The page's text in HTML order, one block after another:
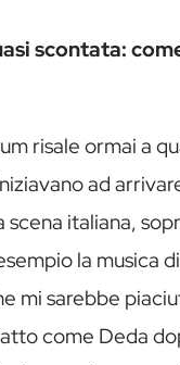
scontata:
risale ormai a
ad
scena italiana,
la musica
mi sarebbe
come Deda